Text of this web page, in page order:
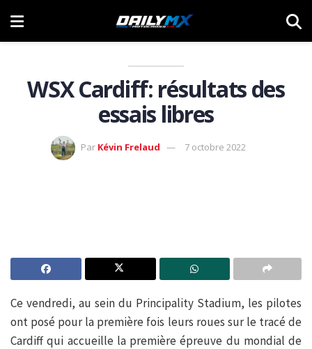
WSX Cardiff: résultats des
essais libres
Par Kévin Frelaud 7 octobre 2022
Ce vendredi, au sein du Principality Stadium, les pilotes
ont posé pour la première fois leurs roues sur le tracé de
Cardiff qui accueille la première épreuve du mondial de